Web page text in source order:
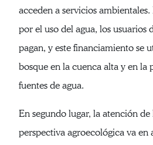
acceden a servicios ambientales.
por el uso del agua, los usuarios
pagan, y este financiamiento se
bosque en la cuenca alta y en la
fuentes de agua.
En segundo lugar, la atención
perspectiva agroecológica va en